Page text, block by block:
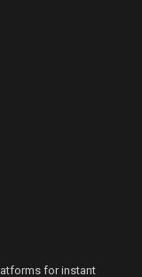
for instant